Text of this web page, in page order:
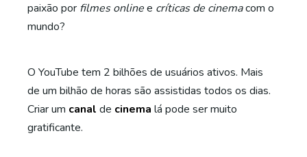
paixão por filmes onlinee críticas de cinemacom o
mundo?
O YouTube tem 2 bilhões de usuários ativos. Mais
de um bilhão de horas são assistidas todos os dias.
Criar um canal de cinema lá pode ser muito
gratificante.